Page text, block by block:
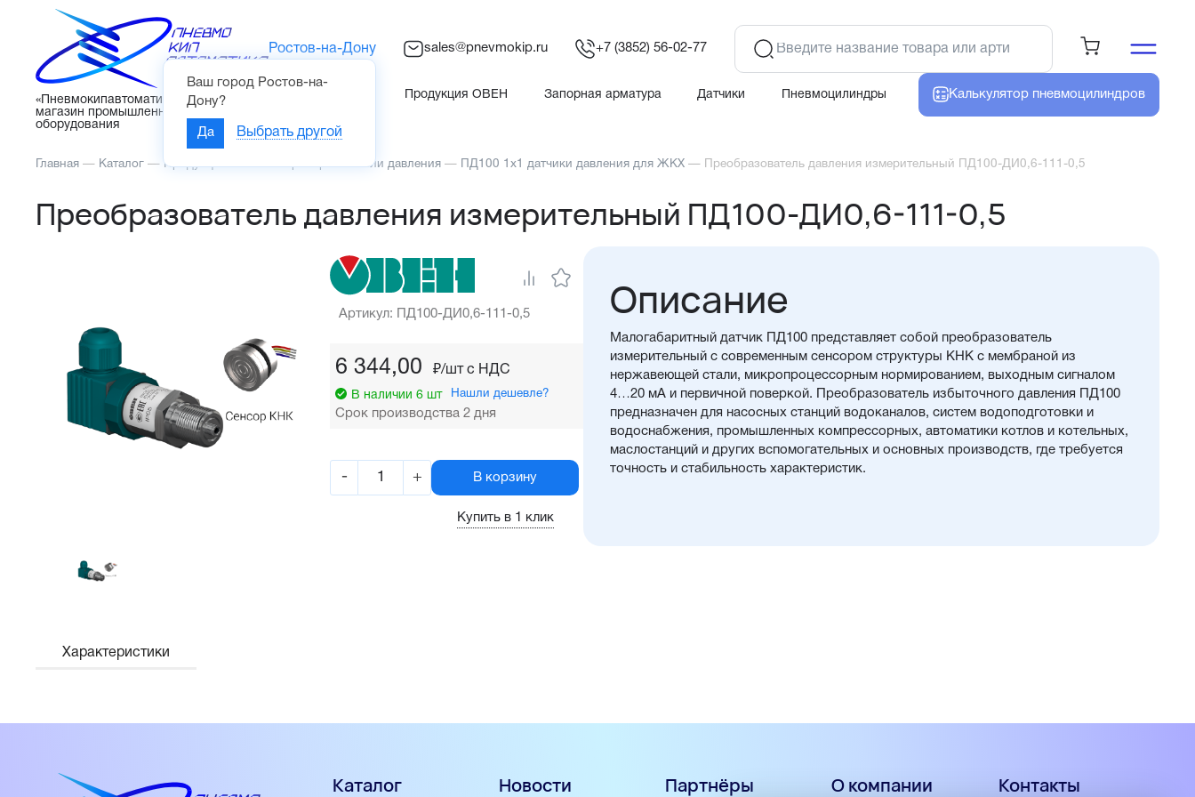
«Пневмокипавтоматика» – интернет-
магазин промышленного
оборудования
Ростов-на-Дону
Ваш город Ростов-на-
Дону?
Да Выбрать другой
sales@pnevmokip.ru +7 (3852) 56-02-77
Продукция ОВЕН Запорная арматура Датчики Пневмоцилиндры Калькулятор пневмоцилиндров
Главная — Каталог — Продукция ОВЕН —Преобразователи давления — ПД100 1х1 датчики давления для ЖКХ — Преобразователь давления измерительный ПД100-ДИ0,6-111-0,5
Преобразователь давления измерительный ПД100-ДИ0,6-111-0,5
Артикул: ПД100-ДИ0,6-111-0,5
6 344,00 ₽/шт c НДС
В наличии 6 шт Нашли дешевле?
Срок производства 2 дня
- + В корзину
Купить в 1 клик
Описание
Малогабаритный датчик ПД100 представляет собой преобразователь
измерительный с современным сенсором структуры КНК с мембраной из
нержавеющей стали, микропроцессорным нормированием, выходным сигналом
4…20 мА и первичной поверкой. Преобразователь избыточного давления ПД100
предназначен для насосных станций водоканалов, систем водоподготовки и
водоснабжения, промышленных компрессорных, автоматики котлов и котельных,
маслостанций и других вспомогательных и основных производств, где требуется
точность и стабильность характеристик.
Характеристики
Каталог Новости Партнёры О компании Контакты